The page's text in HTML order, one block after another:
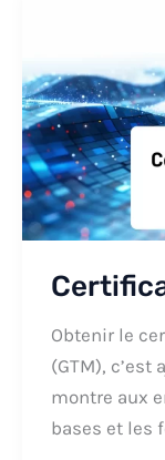
Obtenir le
(GTM), c’est
montre aux
bases et les